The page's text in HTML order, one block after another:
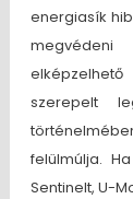
energiasík
szerepelt
felülmúlja.
Sentinelt, U-